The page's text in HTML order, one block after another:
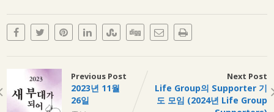
Previous Post
2023년 11월
26일
Next Post
Life Group의 Supporter 기
도 모임 (2024년 Life Group